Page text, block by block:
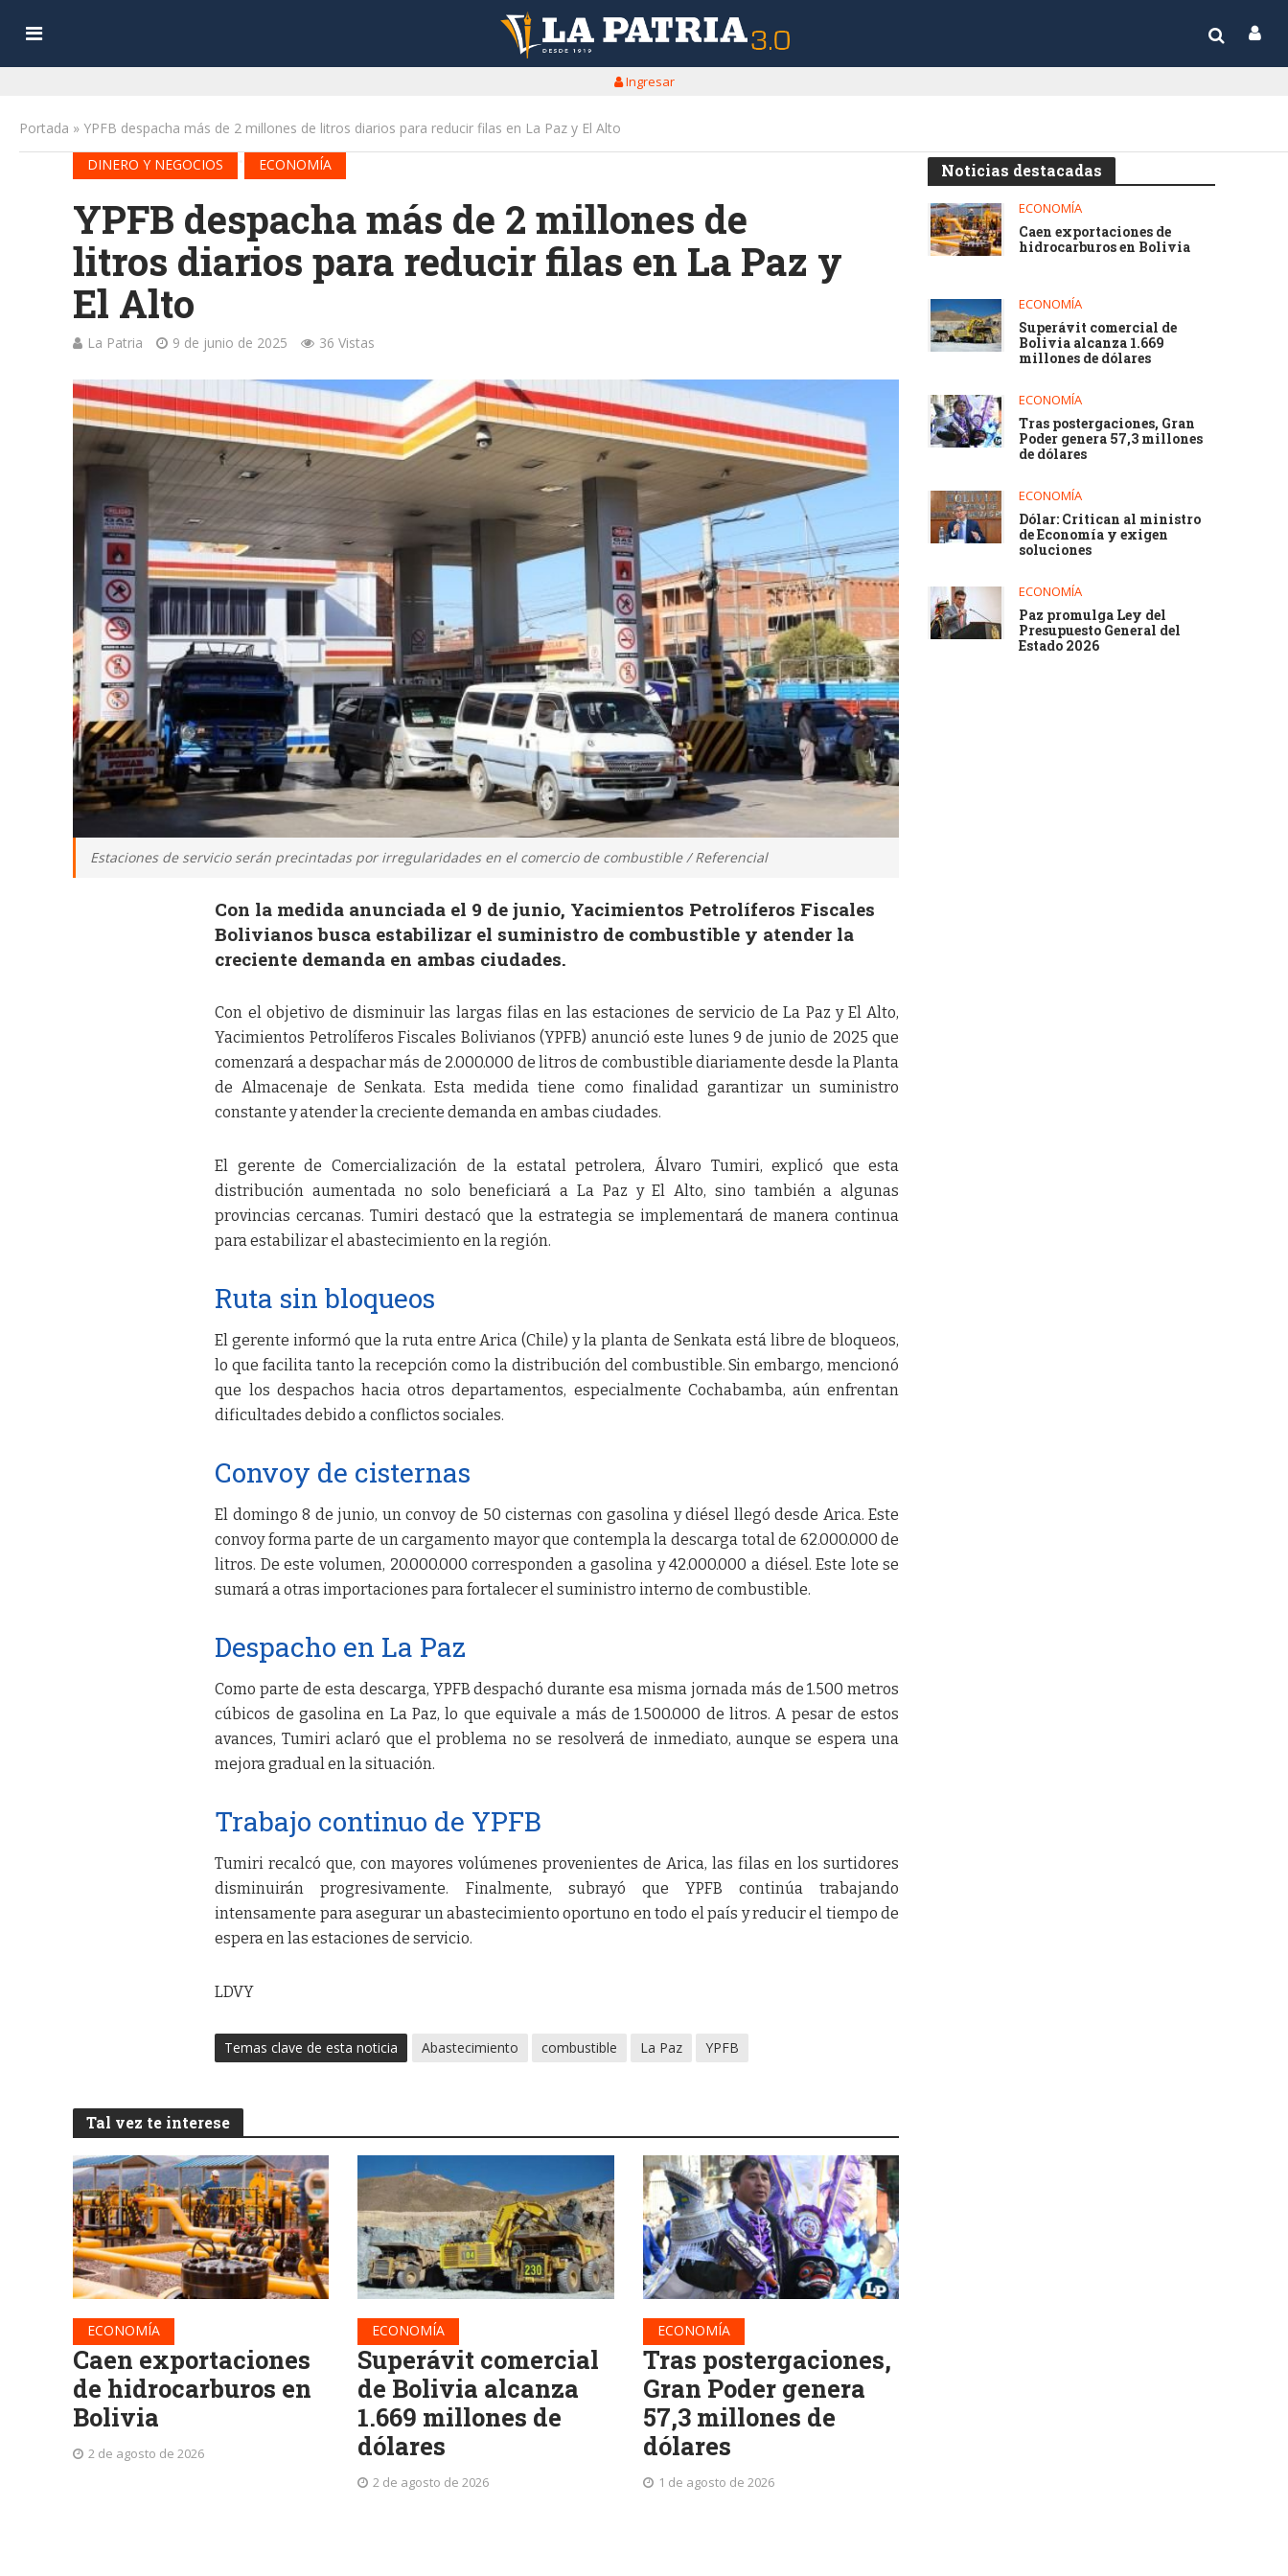
Ingresar
Portada » YPFB despacha más de 2 millones de litros diarios para reducir filas en La Paz y El Alto
DINERO Y NEGOCIOS
ECONOMÍA
YPFB despacha más de 2 millones de
litros diarios para reducir filas en La Paz y
El Alto
La Patria 9 de junio de 2025 36 Vistas
Estaciones de servicio serán precintadas por irregularidades en el comercio de combustible / Referencial
Con la medida anunciada el 9 de junio, Yacimientos Petrolíferos Fiscales
Bolivianos busca estabilizar el suministro de combustible y atender la
creciente demanda en ambas ciudades.
Con el objetivo de disminuir las largas filas en las estaciones de servicio de La Paz y El Alto,
Yacimientos Petrolíferos Fiscales Bolivianos (YPFB) anunció este lunes 9 de junio de 2025 que
comenzará a despachar más de 2.000.000 de litros de combustible diariamente desde la Planta
de Almacenaje de Senkata. Esta medida tiene como finalidad garantizar un suministro
constante y atender la creciente demanda en ambas ciudades.
El gerente de Comercialización de la estatal petrolera, Álvaro Tumiri, explicó que esta
distribución aumentada no solo beneficiará a La Paz y El Alto, sino también a algunas
provincias cercanas. Tumiri destacó que la estrategia se implementará de manera continua
para estabilizar el abastecimiento en la región.
Ruta sin bloqueos
El gerente informó que la ruta entre Arica (Chile) y la planta de Senkata está libre de bloqueos,
lo que facilita tanto la recepción como la distribución del combustible. Sin embargo, mencionó
que los despachos hacia otros departamentos, especialmente Cochabamba, aún enfrentan
dificultades debido a conflictos sociales.
Convoy de cisternas
El domingo 8 de junio, un convoy de 50 cisternas con gasolina y diésel llegó desde Arica. Este
convoy forma parte de un cargamento mayor que contempla la descarga total de 62.000.000 de
litros. De este volumen, 20.000.000 corresponden a gasolina y 42.000.000 a diésel. Este lote se
sumará a otras importaciones para fortalecer el suministro interno de combustible.
Despacho en La Paz
Como parte de esta descarga, YPFB despachó durante esa misma jornada más de 1.500 metros
cúbicos de gasolina en La Paz, lo que equivale a más de 1.500.000 de litros. A pesar de estos
avances, Tumiri aclaró que el problema no se resolverá de inmediato, aunque se espera una
mejora gradual en la situación.
Trabajo continuo de YPFB
Tumiri recalcó que, con mayores volúmenes provenientes de Arica, las filas en los surtidores
disminuirán progresivamente. Finalmente, subrayó que YPFB continúa trabajando
intensamente para asegurar un abastecimiento oportuno en todo el país y reducir el tiempo de
espera en las estaciones de servicio.
LDVY
Temas clave de esta noticia Abastecimiento combustible La Paz YPFB
Tal vez te interese
ECONOMÍA
Caen exportaciones
de hidrocarburos en
Bolivia
2 de agosto de 2026
ECONOMÍA
Superávit comercial
de Bolivia alcanza
1.669 millones de
dólares
2 de agosto de 2026
ECONOMÍA
Tras postergaciones,
Gran Poder genera
57,3 millones de
dólares
1 de agosto de 2026
Noticias destacadas
ECONOMÍA
Caen exportaciones de
hidrocarburos en Bolivia
ECONOMÍA
Superávit comercial de
Bolivia alcanza 1.669
millones de dólares
ECONOMÍA
Tras postergaciones, Gran
Poder genera 57,3 millones
de dólares
ECONOMÍA
Dólar: Critican al ministro
de Economía y exigen
soluciones
ECONOMÍA
Paz promulga Ley del
Presupuesto General del
Estado 2026